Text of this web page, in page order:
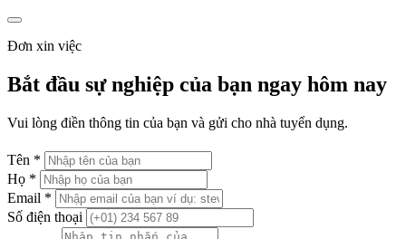
Đơn xin việc
Bắt đầu sự nghiệp của bạn ngay hôm nay
Vui lòng điền thông tin của bạn và gửi cho nhà tuyển dụng.
Tên *
Họ *
Email *
Số điện thoại